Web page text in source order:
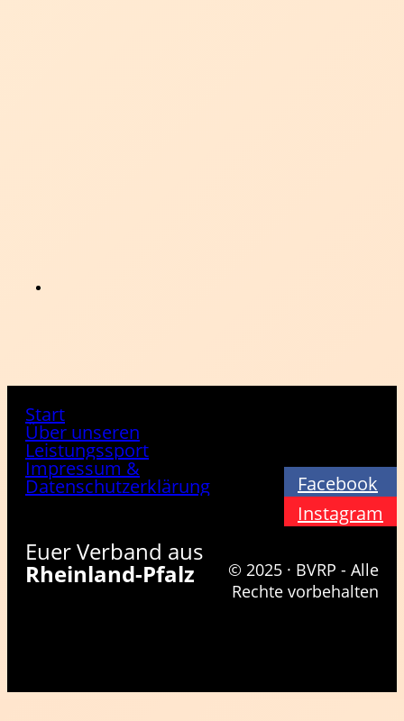
Start
Über unseren
Leistungssport
Impressum &
Datenschutzerklärung
Facebook
Instagram
Euer Verband aus
Rheinland-Pfalz
© 2025 · BVRP - Alle
Rechte vorbehalten